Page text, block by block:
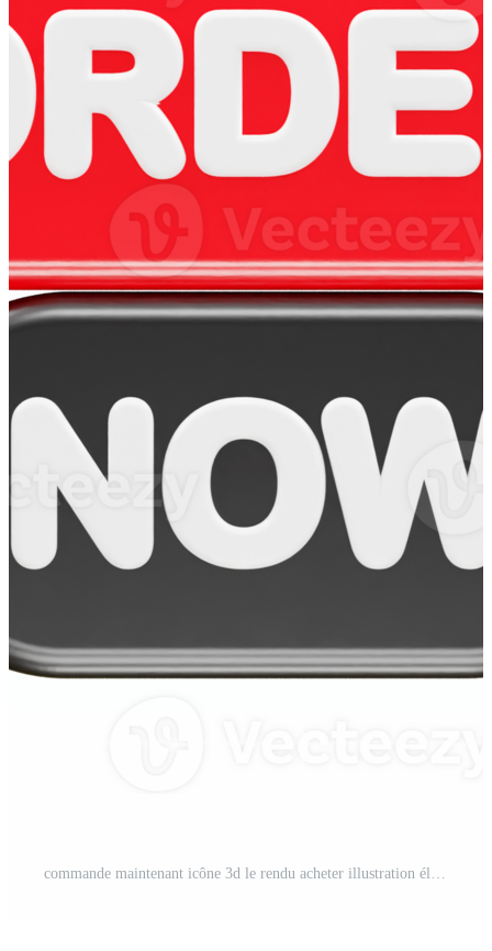
commande maintenant icône 3d le rendu acheter illustration élément PNG Pro